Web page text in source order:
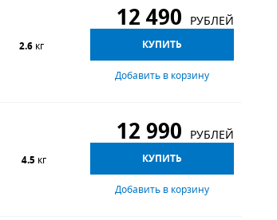
2.6 кг
12 490 РУБЛЕЙ
КУПИТЬ
Добавить в корзину
4.5 кг
12 990 РУБЛЕЙ
КУПИТЬ
Добавить в корзину